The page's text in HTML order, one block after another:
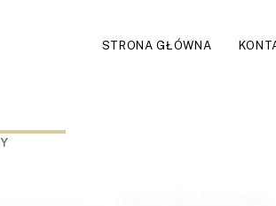
STRONA GŁÓWNA